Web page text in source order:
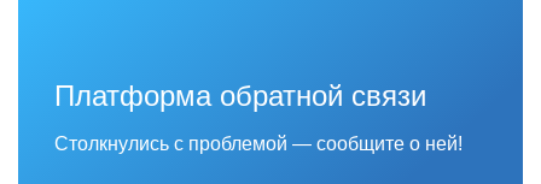
Платформа обратной связи
Столкнулись с проблемой — сообщите о ней!